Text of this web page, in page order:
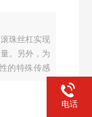
珠丝杠实现
。另外，为
的特殊传感
电话